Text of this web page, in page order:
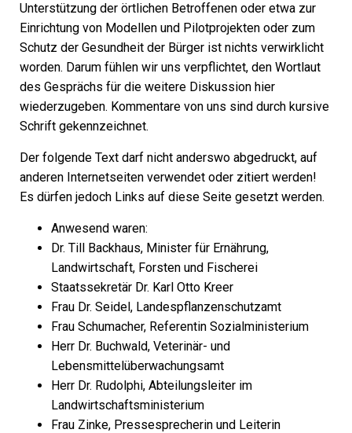
Unterstützung der örtlichen Betroffenen oder etwa zur
Einrichtung von Modellen und Pilotprojekten oder zum
Schutz der Gesundheit der Bürger ist nichts verwirklicht
worden. Darum fühlen wir uns verpflichtet, den Wortlaut
des Gesprächs für die weitere Diskussion hier
wiederzugeben. Kommentare von uns sind durch kursive
Schrift gekennzeichnet.
Der folgende Text darf nicht anderswo abgedruckt, auf
anderen Internetseiten verwendet oder zitiert werden!
Es dürfen jedoch Links auf diese Seite gesetzt werden.
Anwesend waren:
Dr. Till Backhaus, Minister für Ernährung,
Landwirtschaft, Forsten und Fischerei
Staatssekretär Dr. Karl Otto Kreer
Frau Dr. Seidel, Landespflanzenschutzamt
Frau Schumacher, Referentin Sozialministerium
Herr Dr. Buchwald, Veterinär- und
Lebensmittelüberwachungsamt
Herr Dr. Rudolphi, Abteilungsleiter im
Landwirtschaftsministerium
Frau Zinke, Pressesprecherin und Leiterin